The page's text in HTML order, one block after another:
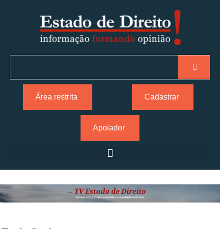
Área restrita Cadastrar
Apoiador